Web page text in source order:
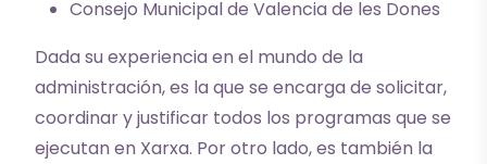
Consejo Municipal de Valencia de les Dones
Dada su experiencia en el mundo de la
administración, es la que se encarga de solicitar,
coordinar y justificar todos los programas que se
ejecutan en Xarxa. Por otro lado, es también la